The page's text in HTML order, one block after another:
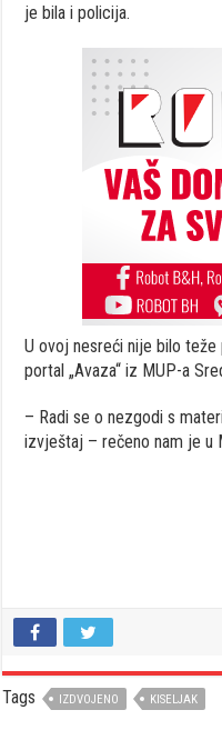
je bila i policija.
U ovoj nesreći nije bilo
portal „Avaza“ iz MUP-a
– Radi se o nezgodi s
izvještaj – rečeno nam je u
Tags IZDVOJENO KISELJAK